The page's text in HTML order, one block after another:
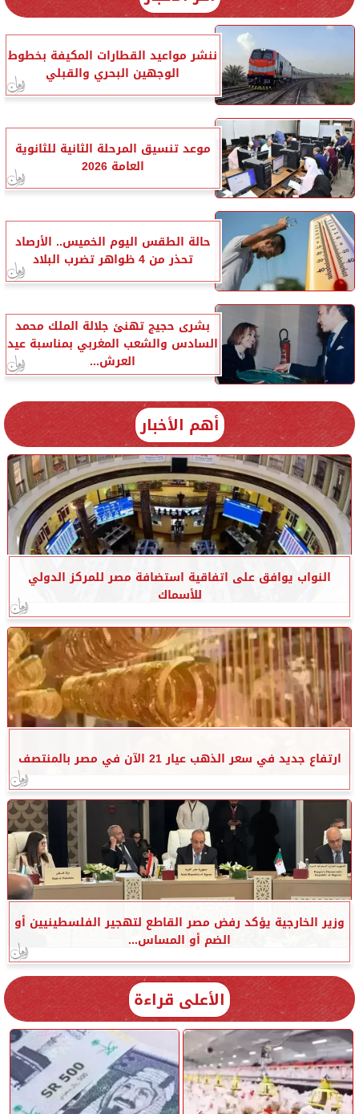
ننشر مواعيد القطارات المكيفة بخطوط
الوجهين البحري والقبلي
موعد تنسيق المرحلة الثانية للثانوية
العامة 2026
حالة الطقس اليوم الخميس.. الأرصاد
تحذر من 4 ظواهر تضرب البلاد
بشرى حجيج تهنئ جلالة الملك محمد
السادس والشعب المغربي بمناسبة عيد
العرش...
أهم الأخبار
النواب يوافق على اتفاقية استضافة مصر للمركز الدولي
للأسماك
ارتفاع جديد في سعر الذهب عيار 21 الآن في مصر بالمنتصف
وزير الخارجية يؤكد رفض مصر القاطع لتهجير الفلسطينيين أو
الضم أو المساس...
الأعلى قراءة